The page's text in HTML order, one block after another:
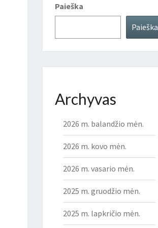
Paieška
Paieška
Archyvas
2026 m. balandžio mėn.
2026 m. kovo mėn.
2026 m. vasario mėn.
2025 m. gruodžio mėn.
2025 m. lapkričio mėn.